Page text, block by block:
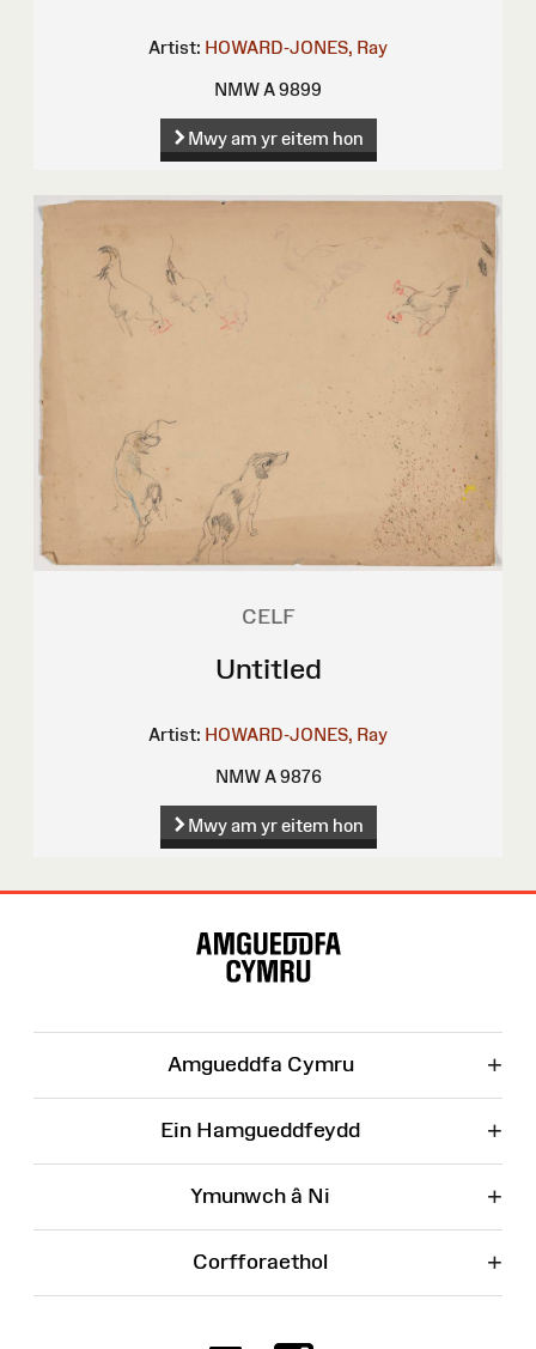
Artist: HOWARD-JONES, Ray
NMW A 9899
Mwy am yr eitem hon
CELF
Untitled
Artist: HOWARD-JONES, Ray
NMW A 9876
Mwy am yr eitem hon
Amgueddfa Cymru +
Ein Hamgueddfeydd +
Ymunwch â Ni +
Corfforaethol +